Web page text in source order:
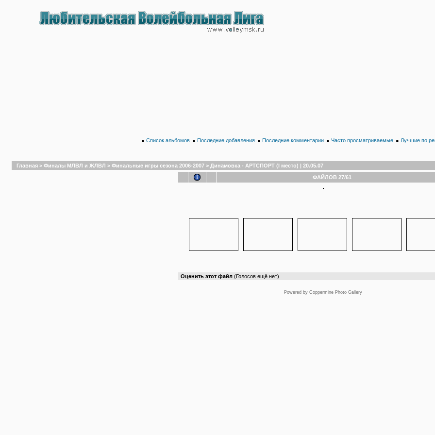
● Список альбомов ● Последние добавления ● Последние комментарии ● Часто просматриваемые ● Лучшие по
Главная > Финалы МЛВЛ и ЖЛВЛ > Финальные игры сезона 2006-2007 > Динамовка - АРТСПОРТ (I место) | 20.05.07
ФАЙЛОВ 27/61
Оценить этот файл (Голосов ещё нет)
Powered by Coppermine Photo Gallery